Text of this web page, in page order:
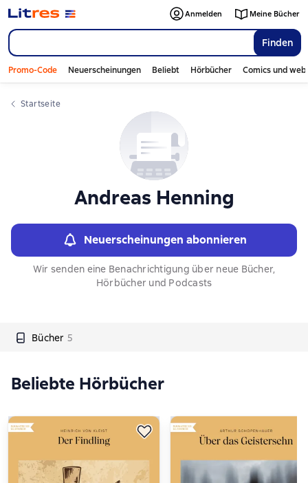
Finden
Anmelden Meine Bücher
Promo-Code Neuerscheinungen Beliebt Hörbücher Comics und
Startseite
Andreas Henning
Neuerscheinungen abonnieren
Wir senden eine Benachrichtigung über neue Bücher,
Hörbücher und Podcasts
Bücher 5
Слайдер с книгами
Beliebte Hörbücher